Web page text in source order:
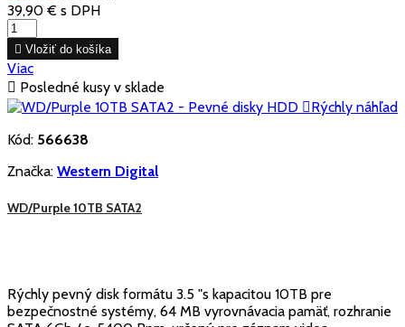
39,90 € s DPH
 Vložiť do košíka
Viac
 Posledné kusy v sklade
Rýchly náhľad
Kód: 566638
Značka: Western Digital
WD/Purple 10TB SATA2
Rýchly pevný disk formátu 3.5 "s kapacitou 10TB pre
bezpečnostné systémy, 64 MB vyrovnávacia pamäť, rozhranie